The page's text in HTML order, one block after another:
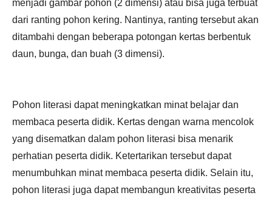
menjadi gambar pohon (2 dimensi) atau bisa juga terbuat
dari ranting pohon kering. Nantinya, ranting tersebut akan
ditambahi dengan beberapa potongan kertas berbentuk
daun, bunga, dan buah (3 dimensi).
Pohon literasi dapat meningkatkan minat belajar dan
membaca peserta didik. Kertas dengan warna mencolok
yang disematkan dalam pohon literasi bisa menarik
perhatian peserta didik. Ketertarikan tersebut dapat
menumbuhkan minat membaca peserta didik. Selain itu,
pohon literasi juga dapat membangun kreativitas peserta